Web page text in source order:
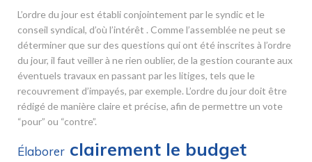
L’ordre du jour est établi conjointement par le syndic et le
conseil syndical, d’où l’intérêt . Comme l’assemblée ne peut se
déterminer que sur des questions qui ont été inscrites à l’ordre
du jour, il faut veiller à ne rien oublier, de la gestion courante aux
éventuels travaux en passant par les litiges, tels que le
recouvrement d’impayés, par exemple. L’ordre du jour doit être
rédigé de manière claire et précise, afin de permettre un vote
“pour” ou “contre”.
Élaborer clairement le budget